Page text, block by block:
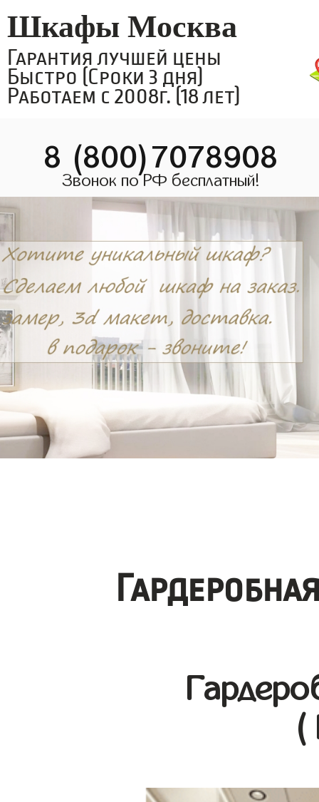
Шкафы Москва
Гарантия лучшей цены
Быстро (Сроки 3 дня)
Работаем с 2008г. (18 лет)
8 (800)7078908
Звонок по РФ бесплатный!
(